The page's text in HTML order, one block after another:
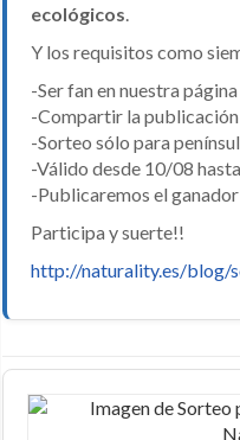
ecológicos.
Y los requisitos como
-Ser fan en nuestra
-Compartir la
-Sorteo sólo para
-Válido desde 10/08
-Publicaremos el
Participa y suerte!!
http://naturality.es/blog/